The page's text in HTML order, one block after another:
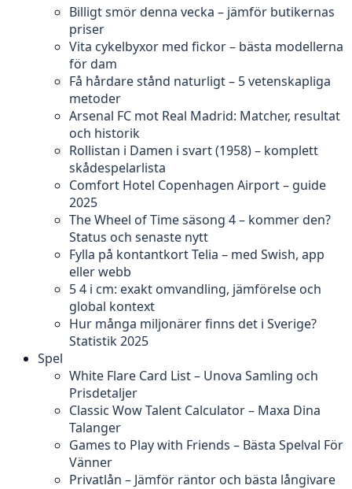
Billigt smör denna vecka – jämför butikernas
priser
Vita cykelbyxor med fickor – bästa modellerna
för dam
Få hårdare stånd naturligt – 5 vetenskapliga
metoder
Arsenal FC mot Real Madrid: Matcher, resultat
och historik
Rollistan i Damen i svart (1958) – komplett
skådespelarlista
Comfort Hotel Copenhagen Airport – guide
2025
The Wheel of Time säsong 4 – kommer den?
Status och senaste nytt
Fylla på kontantkort Telia – med Swish, app
eller webb
5 4 i cm: exakt omvandling, jämförelse och
global kontext
Hur många miljonärer finns det i Sverige?
Statistik 2025
Spel
White Flare Card List – Unova Samling och
Prisdetaljer
Classic Wow Talent Calculator – Maxa Dina
Talanger
Games to Play with Friends – Bästa Spelval För
Vänner
Privatlån – Jämför räntor och bästa långivare